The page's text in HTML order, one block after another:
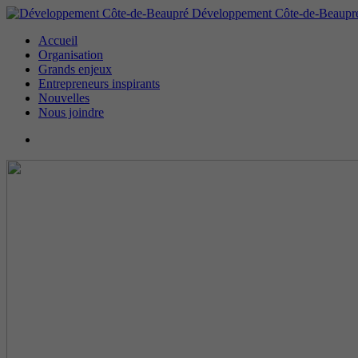
Développement Côte-de-
Accueil
Organisation
Grands enjeux
Entrepreneurs inspirants
Nouvelles
Nous joindre